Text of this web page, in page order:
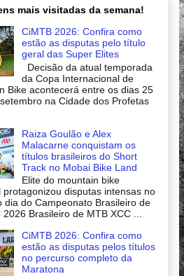
mais visitadas da semana!
CiMTB 2026: Confira como
estão as disputas pelo título
geral das Super Elites
Decisão da atual temporada
da Copa Internacional de
Bike acontecerá entre os dias 25
na Cidade dos Profetas
Raiza Goulão e Alex
Malacarne conquistam os
títulos brasileiros do Short
Track no Mobai Bike Land
Elite do mountain bike
protagonizou disputas intensas no
dia do Campeonato Brasileiro de
2026 Brasileiro de MTB XCC ...
CiMTB 2026: Confira como
estão as disputas pelos títulos
no percurso completo da
Maratona